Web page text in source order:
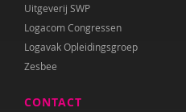
Esther van der Leek
Lisa van Leenen
Uitgeverij SWP
Logacom Congressen
Logavak Opleidingsgroep
Zesbee
CONTACT